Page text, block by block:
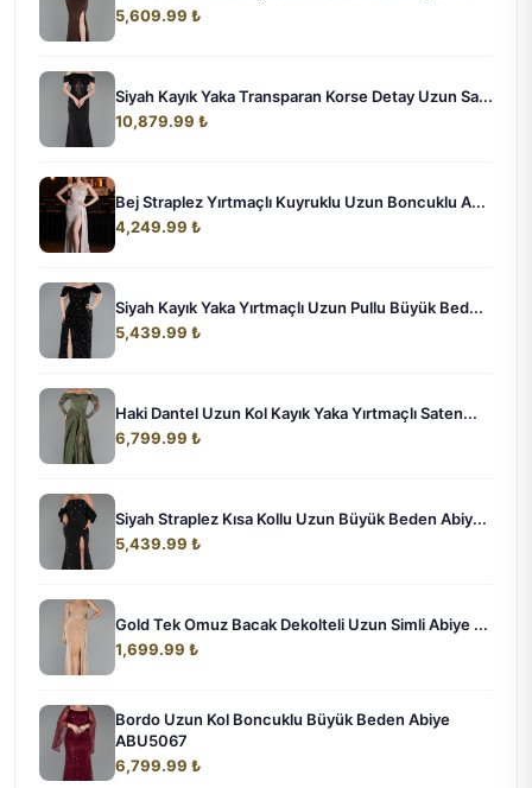
5,609.99 ₺
Siyah Kayık Yaka Transparan Korse Detay Uzun Sa...
10,879.99 ₺
Bej Straplez Yırtmaçlı Kuyruklu Uzun Boncuklu A...
4,249.99 ₺
Siyah Kayık Yaka Yırtmaçlı Uzun Pullu Büyük Bed...
5,439.99 ₺
Haki Dantel Uzun Kol Kayık Yaka Yırtmaçlı Saten...
6,799.99 ₺
Siyah Straplez Kısa Kollu Uzun Büyük Beden Abiy...
5,439.99 ₺
Gold Tek Omuz Bacak Dekolteli Uzun Simli Abiye ...
1,699.99 ₺
Bordo Uzun Kol Boncuklu Büyük Beden Abiye
ABU5067
6,799.99 ₺